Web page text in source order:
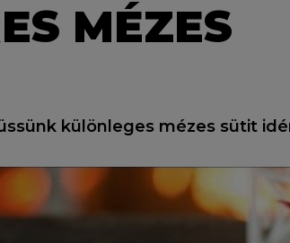
MÉZES
különleges mézes sütit